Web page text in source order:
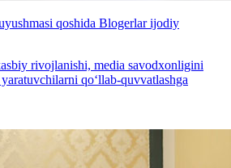
qoshida Blogerlar ijodiy
rivojlanishi, media savodxonligini
qo‘llab-quvvatlashga